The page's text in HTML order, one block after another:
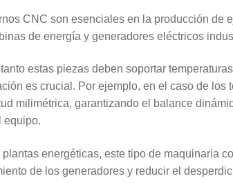
CNC son esenciales en la producción de
de energía y generadores eléctricos
estas piezas deben soportar
es crucial. Por ejemplo, en el caso de los
milimétrica, garantizando el balance
equipo.
plantas energéticas, este tipo de maquinaria
de los generadores y reducir el